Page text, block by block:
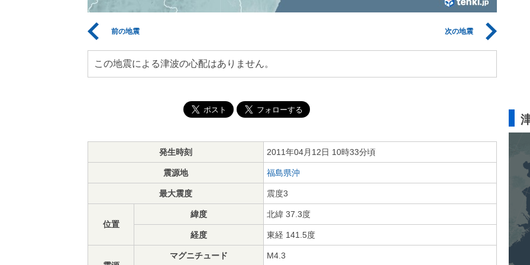
前の地震 次の地震
この地震による津波の心配はありません。
発生時刻 2011年04月12日 10時33分頃
震源地 福島県沖
最大震度 震度3
位置
緯度 北緯 37.3度
経度 東経 141.5度
マグニチュード M4.3